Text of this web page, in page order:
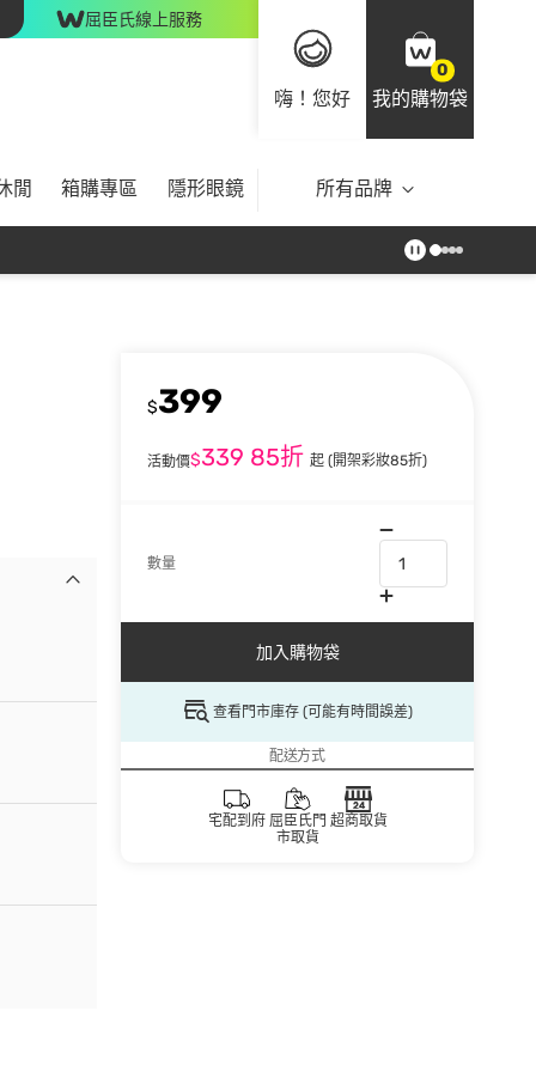
屈臣氏線上服務
嗨！您好
0
我的購物袋
閒 箱購專區 隱形眼鏡 所有品牌
$399
活動價$339 85折 起 (開架彩妝85折)
數量
加入購物袋
查看門市庫存 (可能有時間誤差)
配送方式
宅配到府 屈臣氏門
市取貨
超商取貨